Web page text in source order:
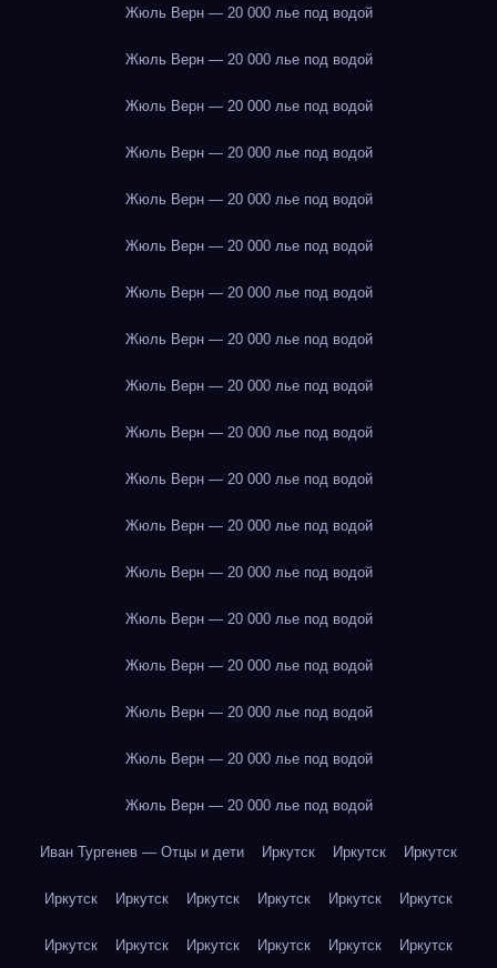
Жюль Верн — 20 000 лье под водой
Жюль Верн — 20 000 лье под водой
Жюль Верн — 20 000 лье под водой
Жюль Верн — 20 000 лье под водой
Жюль Верн — 20 000 лье под водой
Жюль Верн — 20 000 лье под водой
Жюль Верн — 20 000 лье под водой
Жюль Верн — 20 000 лье под водой
Жюль Верн — 20 000 лье под водой
Жюль Верн — 20 000 лье под водой
Жюль Верн — 20 000 лье под водой
Жюль Верн — 20 000 лье под водой
Жюль Верн — 20 000 лье под водой
Жюль Верн — 20 000 лье под водой
Жюль Верн — 20 000 лье под водой
Жюль Верн — 20 000 лье под водой
Жюль Верн — 20 000 лье под водой
Жюль Верн — 20 000 лье под водой
Иван Тургенев — Отцы и дети Иркутск Иркутск Иркутск
Иркутск Иркутск Иркутск Иркутск Иркутск Иркутск
Иркутск Иркутск Иркутск Иркутск Иркутск Иркутск